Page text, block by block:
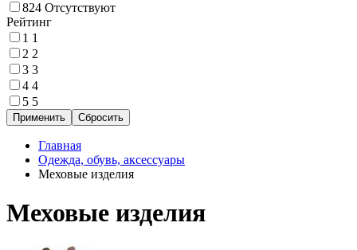
824 Отсутствуют
Рейтинг
1 1
2 2
3 3
4 4
5 5
Главная
Одежда, обувь, аксессуары
Меховые изделия
Меховые изделия